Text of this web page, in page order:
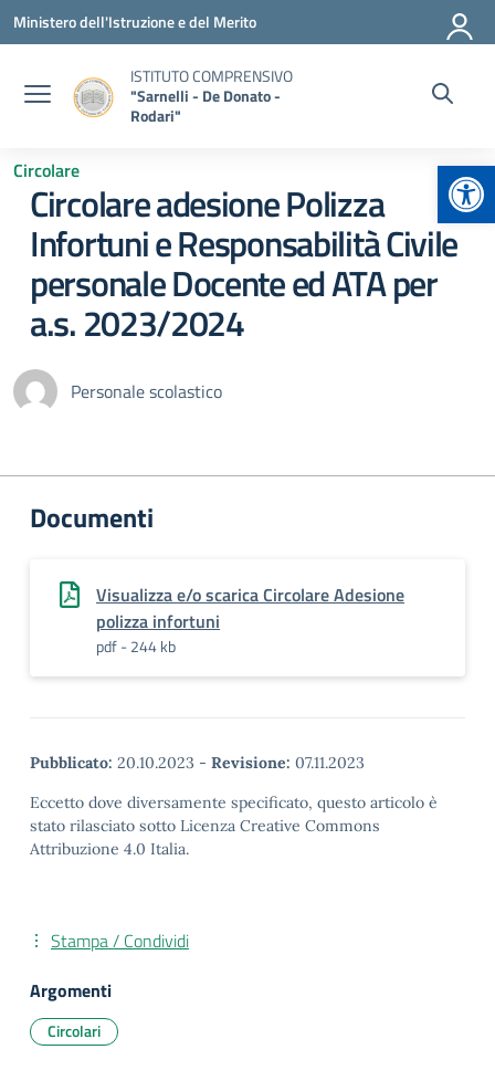
Vai ai contenuti
Vai al menu di navigazione
Vai al footer
Ministero dell'Istruzione e del Merito
ISTITUTO COMPRENSIVO
"Sarnelli - De Donato -
Rodari"
Circolare
Circolare adesione Polizza
Infortuni e Responsabilità Civile
personale Docente ed ATA per
a.s. 2023/2024
Personale scolastico
Documenti
Visualizza e/o scarica Circolare Adesione
polizza infortuni
pdf - 244 kb
Pubblicato: 20.10.2023 - Revisione: 07.11.2023
Eccetto dove diversamente specificato, questo articolo è
stato rilasciato sotto Licenza Creative Commons
Attribuzione 4.0 Italia.
Stampa / Condividi
Argomenti
Circolari